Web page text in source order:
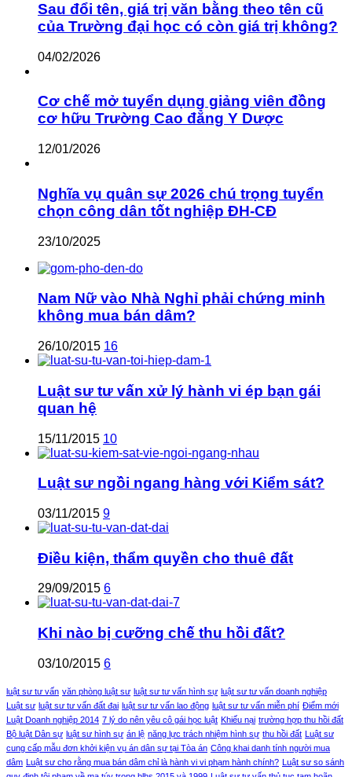
Sau đổi tên, giá trị văn bằng theo tên cũ
của Trường đại học có còn giá trị không?
04/02/2026
Cơ chế mở tuyển dụng giảng viên đồng
cơ hữu Trường Cao đẳng Y Dược
12/01/2026
Nghĩa vụ quân sự 2026 chú trọng tuyển
chọn công dân tốt nghiệp ĐH-CĐ
23/10/2025
Nam Nữ vào Nhà Nghỉ phải chứng minh
không mua bán dâm?
26/10/2015 16
Luật sư tư vấn xử lý hành vi ép bạn gái
quan hệ
15/11/2015 10
Luật sư ngồi ngang hàng với Kiểm sát?
03/11/2015 9
Điều kiện, thẩm quyền cho thuê đất
29/09/2015 6
Khi nào bị cưỡng chế thu hồi đất?
03/10/2015 6
luật sư tư vấn văn phòng luật sư luật sư tư vấn hình sự luật sư tư vấn doanh nghiệp
Luật sư luật sư tư vấn đất đai luật sư tư vấn lao động luật sư tư vấn miễn phí Điểm mới
Luật Doanh nghiệp 2014 7 lý do nên yêu cô gái học luật Khiếu nại trường hợp thu hồi đất
Bộ luật Dân sự luật sư hình sự án lệ năng lực trách nhiệm hình sự thu hồi đất Luật sư
cung cấp mẫu đơn khởi kiện vụ án dân sự tại Tòa án Công khai danh tính người mua
dâm Luật sư cho rằng mua bán dâm chỉ là hành vi vi phạm hành chính? Luật sư so sánh